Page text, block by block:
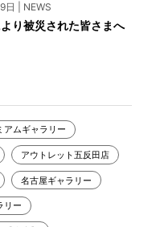
日 | NEWS
り被災された皆さまへ
アムギャラリー
アウトレット五反田店
名古屋ギャラリー
リー